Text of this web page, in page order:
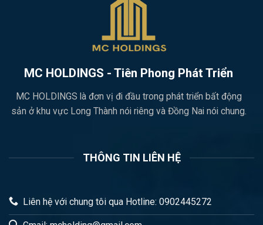
MC HOLDINGS - Tiên Phong Phát Triển
MC HOLDINGS là đơn vị đi đầu trong phát triển bất động
sản ở khu vực Long Thành nói riêng và Đồng Nai nói chung.
THÔNG TIN LIÊN HỆ
Liên hệ với chung tôi qua Hotline: 0902445272